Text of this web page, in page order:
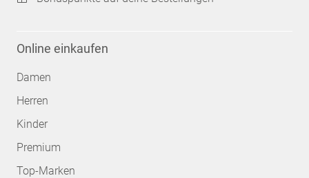
Online einkaufen
Damen
Herren
Kinder
Premium
Top-Marken